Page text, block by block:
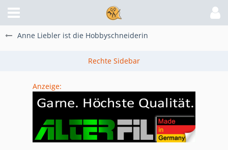
Anne Liebler ist die Hobbyschneiderin
Anzeige: